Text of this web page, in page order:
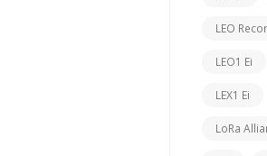
LEO
LEO1 Ei
LEX1 Ei
LoRa